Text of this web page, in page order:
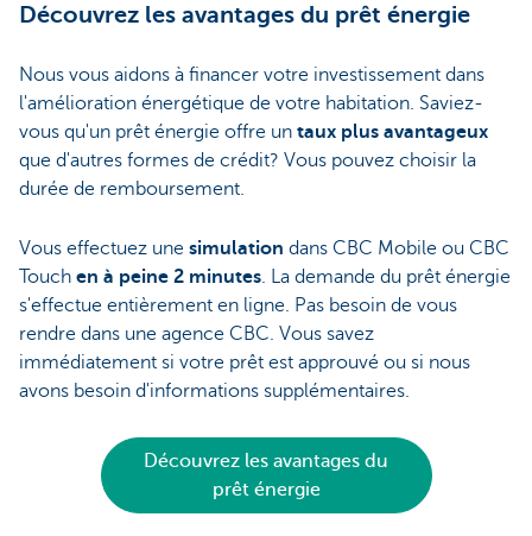
Découvrez les avantages du prêt énergie
Nous vous aidons à financer votre investissement dans
l'amélioration énergétique de votre habitation. Saviez-
vous qu'un prêt énergie offre un taux plus avantageux
que d'autres formes de crédit? Vous pouvez choisir la
durée de remboursement.
Vous effectuez une simulation dans CBC Mobile ou CBC
Touch en à peine 2 minutes. La demande du prêt énergie
s'effectue entièrement en ligne. Pas besoin de vous
rendre dans une agence CBC. Vous savez
immédiatement si votre prêt est approuvé ou si nous
avons besoin d'informations supplémentaires.
Découvrez les avantages du
prêt énergie